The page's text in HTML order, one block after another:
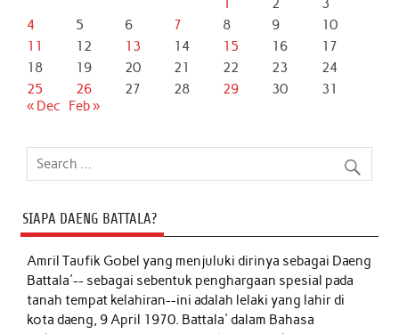
2
3
4
5 6 7 8 9
10
11
12 13 14 15 16
17
18
19 20 21 22 23
24
25
26 27 28 29 30
31
« Dec
Feb »
SIAPA DAENG BATTALA?
Amril Taufik Gobelyang menjuluki dirinya sebagai Daeng
Battala'-- sebagai sebentuk penghargaan spesial pada
tanah tempat kelahiran--ini adalah lelaki yang lahir di
kota daeng, 9 April 1970. Battala' dalam Bahasa